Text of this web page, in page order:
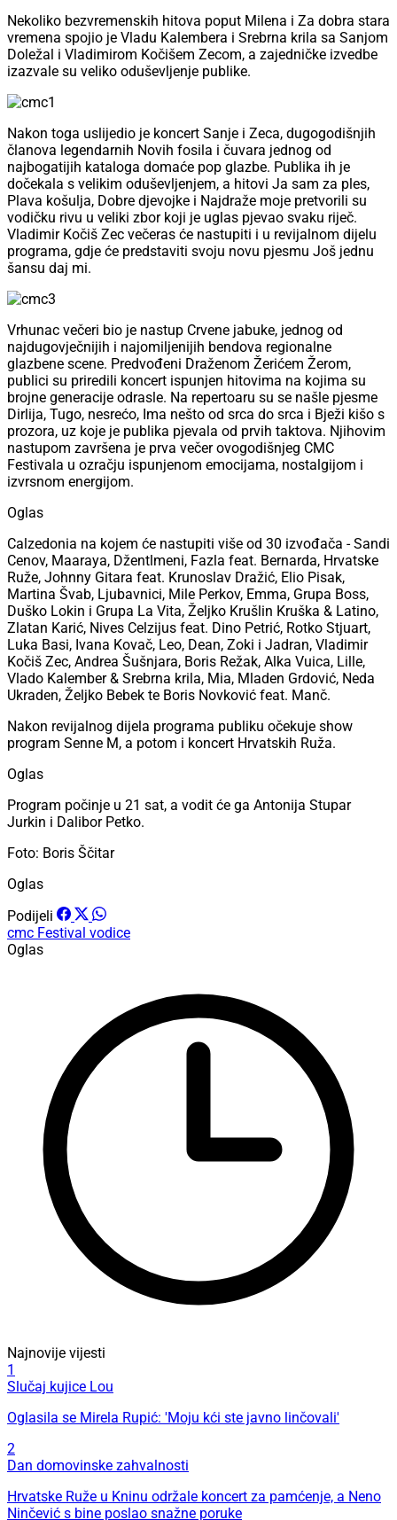
Nekoliko bezvremenskih hitova poput Milena i Za dobra stara
vremena spojio je Vladu Kalembera i Srebrna krila sa Sanjom
Doležal i Vladimirom Kočišem Zecom, a zajedničke izvedbe
izazvale su veliko oduševljenje publike.
Nakon toga uslijedio je koncert Sanje i Zeca, dugogodišnjih
članova legendarnih Novih fosila i čuvara jednog od
najbogatijih kataloga domaće pop glazbe. Publika ih je
dočekala s velikim oduševljenjem, a hitovi Ja sam za ples,
Plava košulja, Dobre djevojke i Najdraže moje pretvorili su
vodičku rivu u veliki zbor koji je uglas pjevao svaku riječ.
Vladimir Kočiš Zec večeras će nastupiti i u revijalnom dijelu
programa, gdje će predstaviti svoju novu pjesmu Još jednu
šansu daj mi.
Vrhunac večeri bio je nastup Crvene jabuke, jednog od
najdugovječnijih i najomiljenijih bendova regionalne
glazbene scene. Predvođeni Draženom Žerićem Žerom,
publici su priredili koncert ispunjen hitovima na kojima su
brojne generacije odrasle. Na repertoaru su se našle pjesme
Dirlija, Tugo, nesrećo, Ima nešto od srca do srca i Bježi kišo s
prozora, uz koje je publika pjevala od prvih taktova. Njihovim
nastupom završena je prva večer ovogodišnjeg CMC
Festivala u ozračju ispunjenom emocijama, nostalgijom i
izvrsnom energijom.
Oglas
Calzedonia na kojem će nastupiti više od 30 izvođača - Sandi
Cenov, Maaraya, Džentlmeni, Fazla feat. Bernarda, Hrvatske
Ruže, Johnny Gitara feat. Krunoslav Dražić, Elio Pisak,
Martina Švab, Ljubavnici, Mile Perkov, Emma, Grupa Boss,
Duško Lokin i Grupa La Vita, Željko Krušlin Kruška & Latino,
Zlatan Karić, Nives Celzijus feat. Dino Petrić, Rotko Stjuart,
Luka Basi, Ivana Kovač, Leo, Dean, Zoki i Jadran, Vladimir
Kočiš Zec, Andrea Šušnjara, Boris Režak, Alka Vuica, Lille,
Vlado Kalember & Srebrna krila, Mia, Mladen Grdović, Neda
Ukraden, Željko Bebek te Boris Novković feat. Manč.
Nakon revijalnog dijela programa publiku očekuje show
program Senne M, a potom i koncert Hrvatskih Ruža.
Oglas
Program počinje u 21 sat, a vodit će ga Antonija Stupar
Jurkin i Dalibor Petko.
Foto: Boris Ščitar
Oglas
Podijeli
cmc Festival vodice
Oglas
Najnovije vijesti
1
Slučaj kujice Lou
Oglasila se Mirela Rupić: 'Moju kći ste javno linčovali'
2
Dan domovinske zahvalnosti
Hrvatske Ruže u Kninu održale koncert za pamćenje, a Neno
Ninčević s bine poslao snažne poruke